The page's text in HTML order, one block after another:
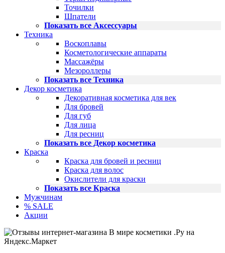
Точилки
Шпатели
Показать все Аксессуары
Техника
Воскоплавы
Косметологические аппараты
Массажёры
Мезороллеры
Показать все Техника
Декор косметика
Декоративная косметика для век
Для бровей
Для губ
Для лица
Для ресниц
Показать все Декор косметика
Краска
Краска для бровей и ресниц
Краска для волос
Окислители для краски
Показать все Краска
Мужчинам
% SALE
Акции